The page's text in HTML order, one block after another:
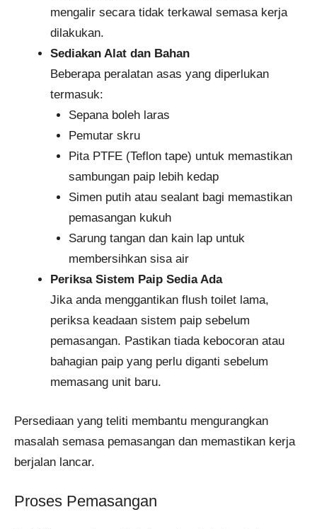
mengalir secara tidak terkawal semasa kerja
dilakukan.
Sediakan Alat dan Bahan
Beberapa peralatan asas yang diperlukan
termasuk:
Sepana boleh laras
Pemutar skru
Pita PTFE (Teflon tape) untuk memastikan
sambungan paip lebih kedap
Simen putih atau sealant bagi memastikan
pemasangan kukuh
Sarung tangan dan kain lap untuk
membersihkan sisa air
Periksa Sistem Paip Sedia Ada
Jika anda menggantikan flush toilet lama,
periksa keadaan sistem paip sebelum
pemasangan. Pastikan tiada kebocoran atau
bahagian paip yang perlu diganti sebelum
memasang unit baru.
Persediaan yang teliti membantu mengurangkan
masalah semasa pemasangan dan memastikan kerja
berjalan lancar.
Proses Pemasangan